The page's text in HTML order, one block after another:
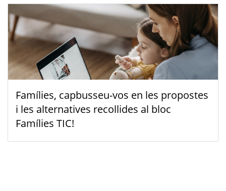
Famílies, capbusseu-vos en les propostes
i les alternatives recollides al bloc
Famílies TIC!